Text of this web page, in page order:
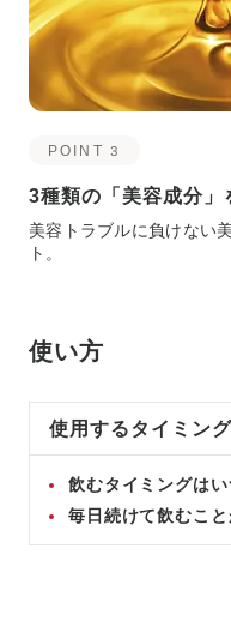
POINT 3
3種類の「美容成分」
美容トラブルに負けない
ト。
使い方
使用するタイミング
飲むタイミングはい
毎日続けて飲むこと